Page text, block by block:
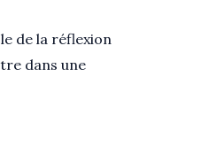
de la réflexion
dans une